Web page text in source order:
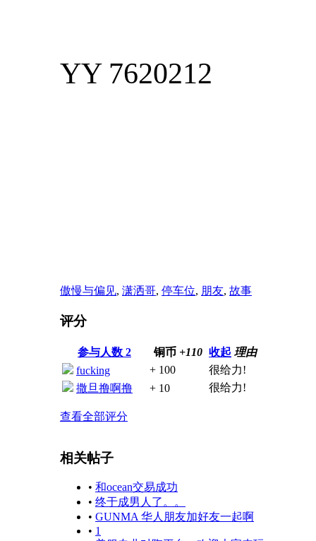
YY 7620212
傲慢与偏见, 潇洒哥, 停车位, 朋友, 故事
评分
参与人数 2 铜币 +110 收起 理由
fucking
+ 100
很给力!
撒旦撸啊撸
+ 10 很给力!
查看全部评分
相关帖子
• 和ocean交易成功
• 终于成男人了。。
• GUNMA 华人朋友加好友一起啊
• 1